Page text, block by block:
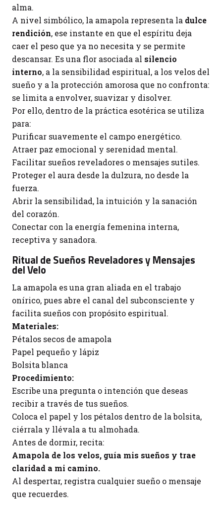
alma.
A nivel simbólico, la amapola representa la dulce
rendición, ese instante en que el espíritu deja
caer el peso que ya no necesita y se permite
descansar. Es una flor asociada al silencio
interno, a la sensibilidad espiritual, a los velos del
sueño y a la protección amorosa que no confronta:
se limita a envolver, suavizar y disolver.
Por ello, dentro de la práctica esotérica se utiliza
para:
Purificar suavemente el campo energético.
Atraer paz emocional y serenidad mental.
Facilitar sueños reveladores o mensajes sutiles.
Proteger el aura desde la dulzura, no desde la
fuerza.
Abrir la sensibilidad, la intuición y la sanación
del corazón.
Conectar con la energía femenina interna,
receptiva y sanadora.
Ritual de Sueños Reveladores y Mensajes
del Velo
La amapola es una gran aliada en el trabajo
onírico, pues abre el canal del subconsciente y
facilita sueños con propósito espiritual.
Materiales:
Pétalos secos de amapola
Papel pequeño y lápiz
Bolsita blanca
Procedimiento:
Escribe una pregunta o intención que deseas
recibir a través de tus sueños.
Coloca el papel y los pétalos dentro de la bolsita,
ciérrala y llévala a tu almohada.
Antes de dormir, recita:
Amapola de los velos, guía mis sueños y trae
claridad a mi camino.
Al despertar, registra cualquier sueño o mensaje
que recuerdes.